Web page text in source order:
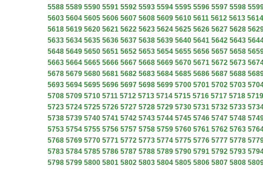
5588 5589 5590 5591 5592 5593 5594 5595 5596 5597 5598
5603 5604 5605 5606 5607 5608 5609 5610 5611 5612 5613 5614
5618 5619 5620 5621 5622 5623 5624 5625 5626 5627 5628
5633 5634 5635 5636 5637 5638 5639 5640 5641 5642 5643
5648 5649 5650 5651 5652 5653 5654 5655 5656 5657 5658
5663 5664 5665 5666 5667 5668 5669 5670 5671 5672 5673
5678 5679 5680 5681 5682 5683 5684 5685 5686 5687 5688
5693 5694 5695 5696 5697 5698 5699 5700 5701 5702 5703
5708 5709 5710 5711 5712 5713 5714 5715 5716 5717 5718 5719
5723 5724 5725 5726 5727 5728 5729 5730 5731 5732 5733
5738 5739 5740 5741 5742 5743 5744 5745 5746 5747 5748
5753 5754 5755 5756 5757 5758 5759 5760 5761 5762 5763
5768 5769 5770 5771 5772 5773 5774 5775 5776 5777 5778
5783 5784 5785 5786 5787 5788 5789 5790 5791 5792 5793
5798 5799 5800 5801 5802 5803 5804 5805 5806 5807 5808